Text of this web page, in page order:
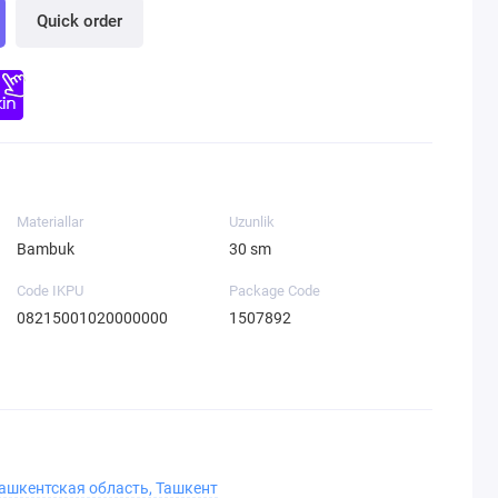
Quick order
Materiallar
Bambuk
Uzunlik
30 sm
Code IKPU
08215001020000000
Package Code
1507892
область, Ташкент